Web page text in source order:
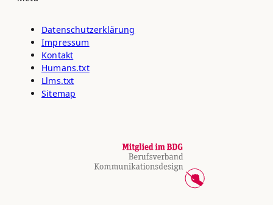
Datenschutz­erklärung
Impressum
Kontakt
Humans.txt
Llms.txt
Sitemap